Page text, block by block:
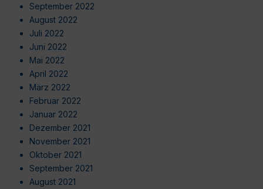
September 2022
August 2022
Juli 2022
Juni 2022
Mai 2022
April 2022
März 2022
Februar 2022
Januar 2022
Dezember 2021
November 2021
Oktober 2021
September 2021
August 2021